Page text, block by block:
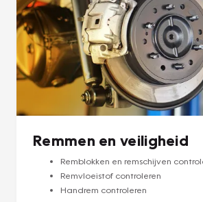
Remmen en veiligheid
Remblokken en remschijven
Remvloeistof controleren
Handrem controleren